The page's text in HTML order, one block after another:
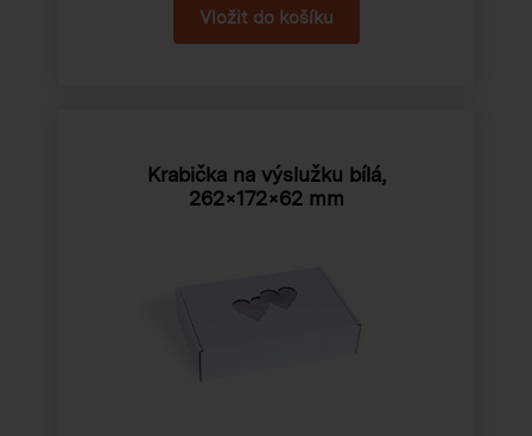
Krabička na výslužku bílá,
262×172×62 mm